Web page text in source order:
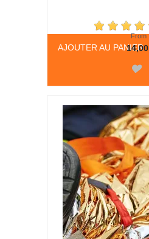
AJOUTER AU PANIER
From
14,00